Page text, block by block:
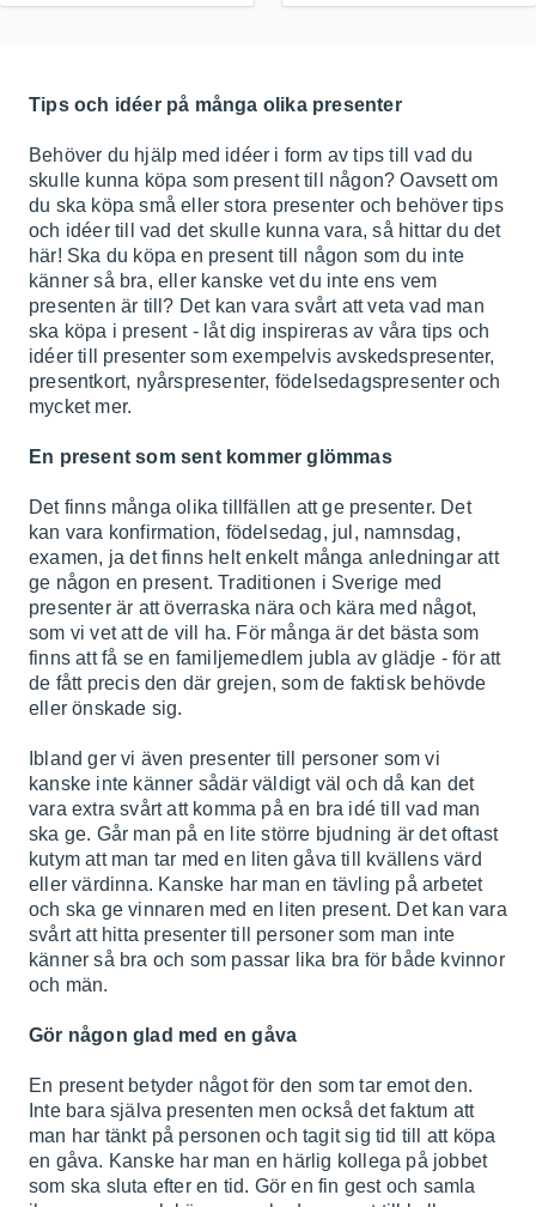
Tips och idéer på många olika presenter
Behöver du hjälp med idéer i form av tips till vad du
skulle kunna köpa som present till någon? Oavsett om
du ska köpa små eller stora presenter och behöver tips
och idéer till vad det skulle kunna vara, så hittar du det
här! Ska du köpa en present till någon som du inte
känner så bra, eller kanske vet du inte ens vem
presenten är till? Det kan vara svårt att veta vad man
ska köpa i present - låt dig inspireras av våra tips och
idéer till presenter som exempelvis avskedspresenter,
presentkort, nyårspresenter, födelsedagspresenter och
mycket mer.
En present som sent kommer glömmas
Det finns många olika tillfällen att ge presenter. Det
kan vara konfirmation, födelsedag, jul, namnsdag,
examen, ja det finns helt enkelt många anledningar att
ge någon en present. Traditionen i Sverige med
presenter är att överraska nära och kära med något,
som vi vet att de vill ha. För många är det bästa som
finns att få se en familjemedlem jubla av glädje - för att
de fått precis den där grejen, som de faktisk behövde
eller önskade sig.
Ibland ger vi även presenter till personer som vi
kanske inte känner sådär väldigt väl och då kan det
vara extra svårt att komma på en bra idé till vad man
ska ge. Går man på en lite större bjudning är det oftast
kutym att man tar med en liten gåva till kvällens värd
eller värdinna. Kanske har man en tävling på arbetet
och ska ge vinnaren med en liten present. Det kan vara
svårt att hitta presenter till personer som man inte
känner så bra och som passar lika bra för både kvinnor
och män.
Gör någon glad med en gåva
En present betyder något för den som tar emot den.
Inte bara själva presenten men också det faktum att
man har tänkt på personen och tagit sig tid till att köpa
en gåva. Kanske har man en härlig kollega på jobbet
som ska sluta efter en tid. Gör en fin gest och samla